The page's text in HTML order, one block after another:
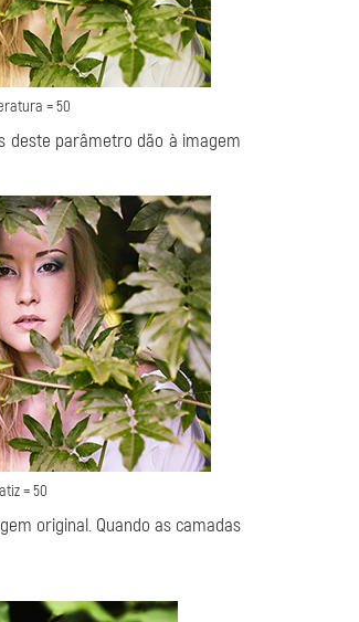
= 50
deste parâmetro dão à imagem
= 50
original. Quando as camadas